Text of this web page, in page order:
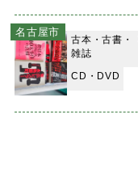
名古屋市
古本・古書・
雑誌
CD・DVD